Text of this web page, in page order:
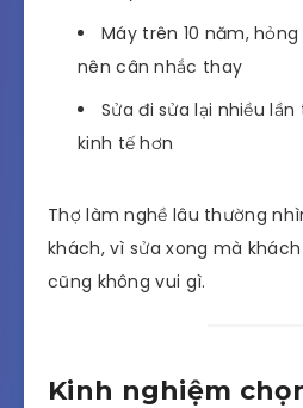
Máy trên 10 năm,
nên cân nhắc thay
Sửa đi sửa lại nhiều
kinh tế hơn
Thợ làm nghề lâu thường
khách, vì sửa xong mà
cũng không vui gì.
Kinh nghiệm